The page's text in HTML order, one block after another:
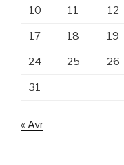
10 11 12
17 18 19
24 25 26
31
« Avr